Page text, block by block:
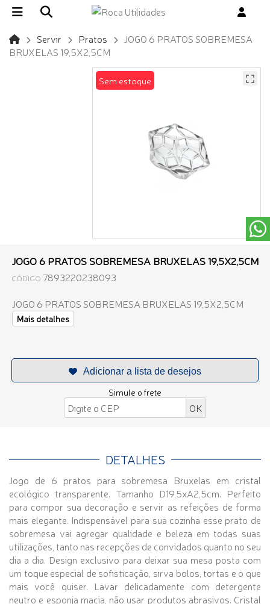
Servir Pratos
JOGO 6 PRATOS SOBREMESA
BRUXELAS 19,5X2,5CM
Sem estoque
JOGO 6 PRATOS SOBREMESA BRUXELAS 19,5X2,5CM
CÓDIGO 7893220238093
JOGO 6 PRATOS SOBREMESA BRUXELAS 19,5X2,5CM
Mais detalhes
Simule o frete
DETALHES
Jogo de 6 pratos para sobremesa Bruxelas em cristal
ecológico transparente. Tamanho D19,5xA2,5cm. Perfeito
para compor sua decoração e servir as refeições de forma
mais elegante. Indispensável para sua cozinha esse prato de
sobremesa vai agregar qualidade e beleza em todas suas
utilizações, tanto nas recepções de convidados quanto no seu
dia a dia. Design exclusivo para deixar sua mesa posta com
um toque especial de sofisticação, sirva bolos, tortas e o que
mais você quiser. Lavar delicadamente com detergente
neutro e esponja macia, não usar produtos abrasivos. Cristal